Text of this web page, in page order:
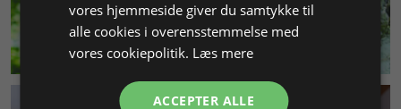
MILJØ & BÆREDYGTIGHED
vores hjemmeside giver du samtykke til
alle cookies i overensstemmelse med
vores cookiepolitik. Læs mere
ACCEPTER ALLE